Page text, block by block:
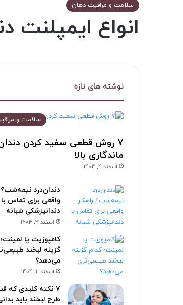
سلامت و مراقبت دهان
انواع ایمپلنت
نوشته های تازه
سلامت و
۷ روش قطعی سفید کردن
ماندگاری بالا
اسفند 4, 1404
دندان‌درد نیمه‌شب؟
واقعی برای تماس با
دندانپزشکی شبانه
اسفند 3, 1404
کامپوزیت یا
گزینه لبخند
می‌دهد؟
اسفند 2, 1404
۷ نکته کلیدی که
طرح لبخند باید